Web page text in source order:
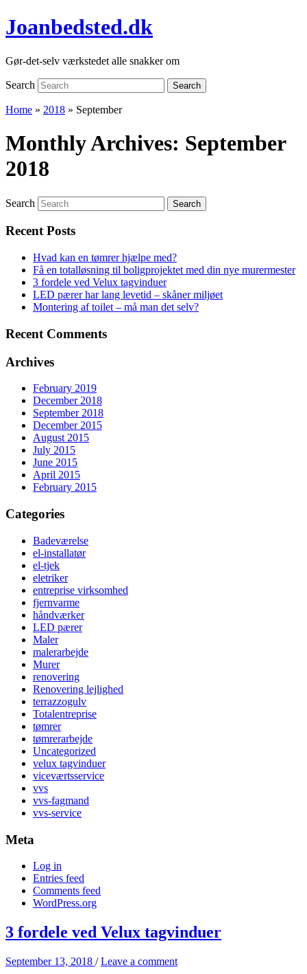
Joanbedsted.dk
Gør-det-selv værkstedet alle snakker om
Search Search
Home » 2018 » September
Monthly Archives: September
2018
Search Search
Recent Posts
Hvad kan en tømrer hjælpe med?
Få en totalløsning til boligprojektet med din nye murermester
3 fordele ved Velux tagvinduer
LED pærer har lang levetid – skåner miljøet
Montering af toilet – må man det selv?
Recent Comments
Archives
February 2019
December 2018
September 2018
December 2015
August 2015
July 2015
June 2015
April 2015
February 2015
Categories
Badeværelse
el-installatør
el-tjek
eletriker
entreprise virksomhed
fjernvarme
håndværker
LED pærer
Maler
malerarbejde
Murer
renovering
Renovering lejlighed
terrazzogulv
Totalentreprise
tømrer
tømrerarbejde
Uncategorized
velux tagvinduer
viceværtsservice
vvs
vvs-fagmand
vvs-service
Meta
Log in
Entries feed
Comments feed
WordPress.org
3 fordele ved Velux tagvinduer
September 13, 2018 /Leave a comment